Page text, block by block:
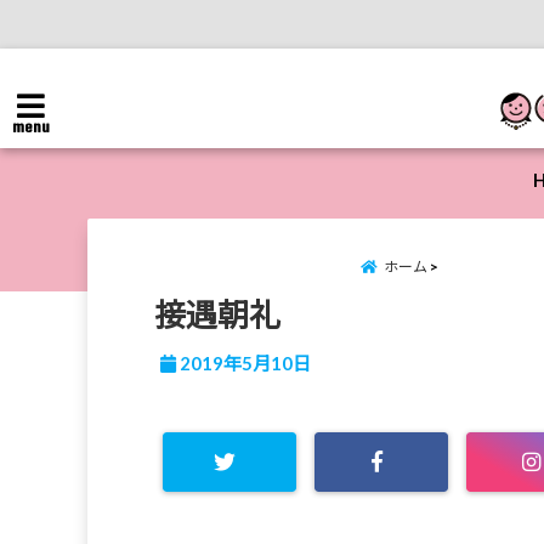
menu
ホーム
接遇朝礼
2019年5月10日